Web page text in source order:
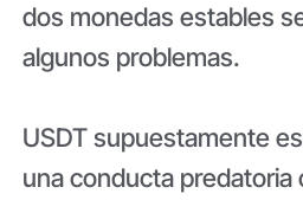
dos monedas estables
algunos problemas.
USDT supuestamente
una conducta predatoria